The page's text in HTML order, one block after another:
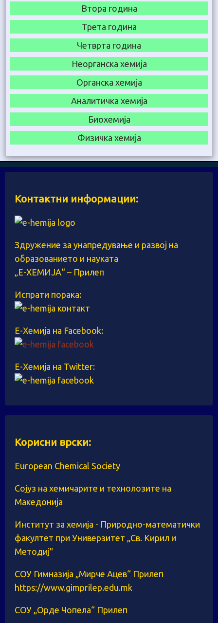
Втора година
Трета година
Четврта година
Неорганска хемија
Органска хемија
Аналитичка хемија
Биохемија
Физичка хемија
Контактни информации:
Здружение за унапредување и развој на
образованието и науката
„Е-ХЕМИЈА“ – Прилеп
Испрати порака:
Е-Хемија на Facebook:
Е-Хемија на Twitter:
Корисни врски:
European Chemical Society
Сојуз на хемичарите и технолозите на
Македонија
Институт за хемија - Природно-математички
факултет при Универзитет „Св. Кирил и
Методиј"
СОУ Гимназија „Мирче Ацев“ Прилеп
https://www.gimprilep.edu.mk
СОУ „Орде Чопела“ Прилеп